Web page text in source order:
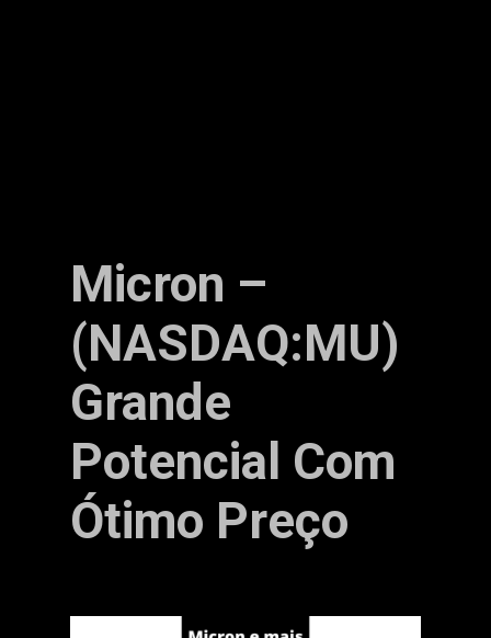
Micron –
(NASDAQ:MU)
Grande
Potencial Com
Ótimo Preço